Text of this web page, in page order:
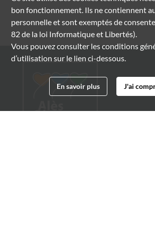
bon fonctionnement. Ils ne contiennent
personnelle et sont exemptés de
82 de la loi Informatique et Libertés).
Vous pouvez consulter les conditions
d’utilisation sur le lien ci-dessous.
En savoir plus J'ai